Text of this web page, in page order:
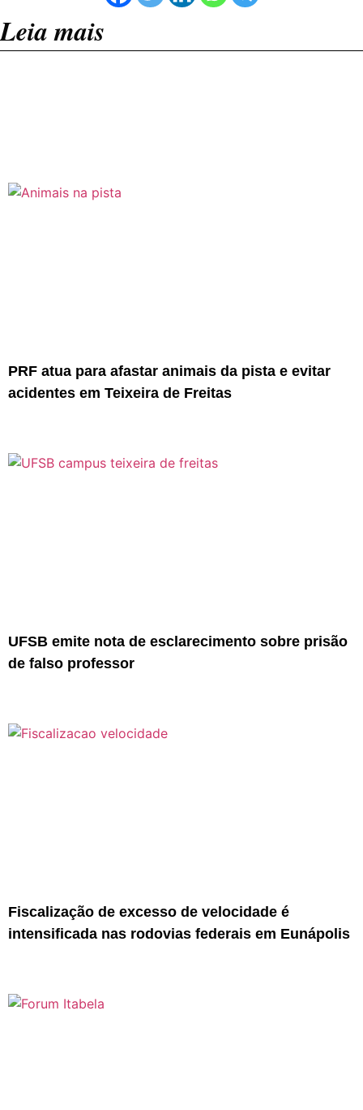
Leia mais
PRF atua para afastar animais da pista e evitar
acidentes em Teixeira de Freitas
UFSB emite nota de esclarecimento sobre prisão
de falso professor
Fiscalização de excesso de velocidade é
intensificada nas rodovias federais em Eunápolis